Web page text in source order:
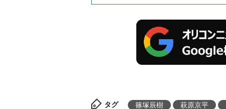
タグ 篠塚辰樹 萩原京平